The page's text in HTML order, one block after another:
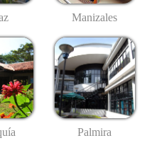
Manizales
Palmira